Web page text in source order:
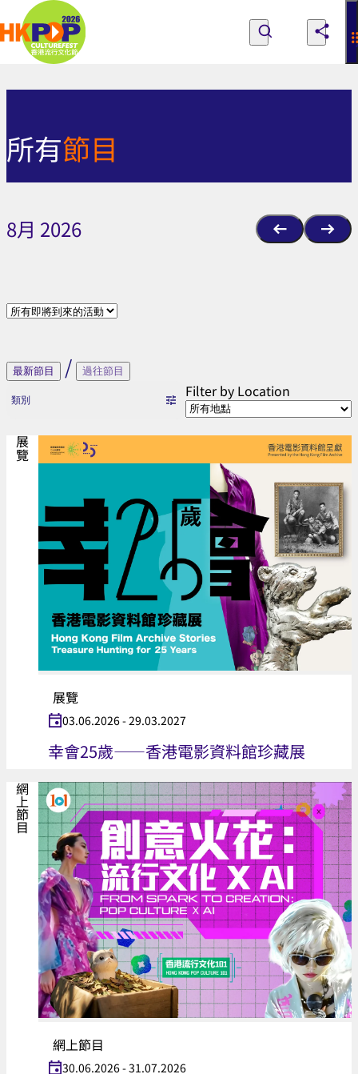
Skip to main content
所
有
目
|
香
流
行
文
化
節
關於香港流行文化節
探索節目、人們與地點
所有節目
8月 2026
最新節目 / 過往節目
類別 Filter by Location
展覽
展覽
03.06.2026 - 29.03.2027
幸會25歲——香港電影資料館珍藏展
網上節目
網上節目
30.06.2026 - 31.07.2026